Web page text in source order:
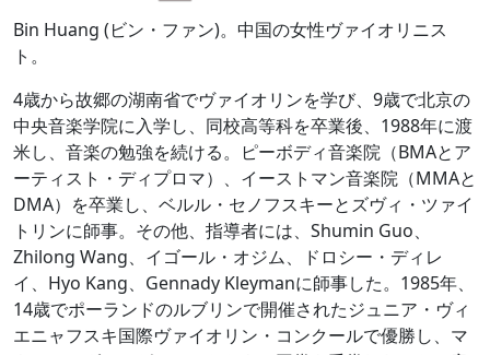
Bin Huang (ビン・ファン)。中国の女性ヴァイオリニス
ト。
4歳から故郷の湖南省でヴァイオリンを学び、9歳で北京の
中央音楽学院に入学し、同校高等科を卒業後、1988年に渡
米し、音楽の勉強を続ける。ピーボディ音楽院（BMAとア
ーティスト・ディプロマ）、イーストマン音楽院（MMAと
DMA）を卒業し、ベルル・セノフスキーとズヴィ・ツァイ
トリンに師事。その他、指導者には、Shumin Guo、
Zhilong Wang、イゴール・オジム、ドロシー・ディレ
イ、Hyo Kang、Gennady Kleymanに師事した。1985年、
14歳でポーランドのルブリンで開催されたジュニア・ヴィ
エニャフスキ国際ヴァイオリン・コンクールで優勝し、マ